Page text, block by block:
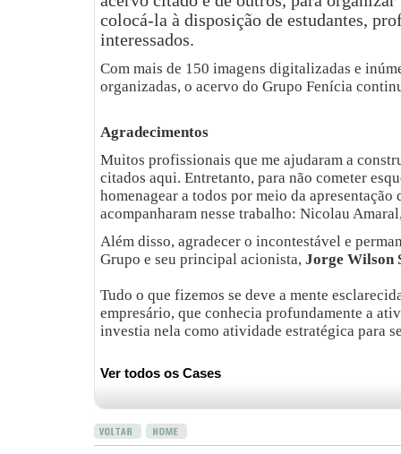
colocá-la à disposição de estudantes,
interessados.
Com mais de 150 imagens digitalizadas e
organizadas, o acervo do Grupo Fenícia
Agradecimentos
Muitos profissionais que me ajudaram a
citados aqui. Entretanto, para não cometer
homenagear a todos por meio da apresentação
acompanharam nesse trabalho: Nicolau
Além disso, agradecer o incontestável e
Grupo e seu principal acionista, Jorge Wilson
Tudo o que fizemos se deve a mente
empresário, que conhecia profundamente a
investia nela como atividade estratégica para
Ver todos os Cases